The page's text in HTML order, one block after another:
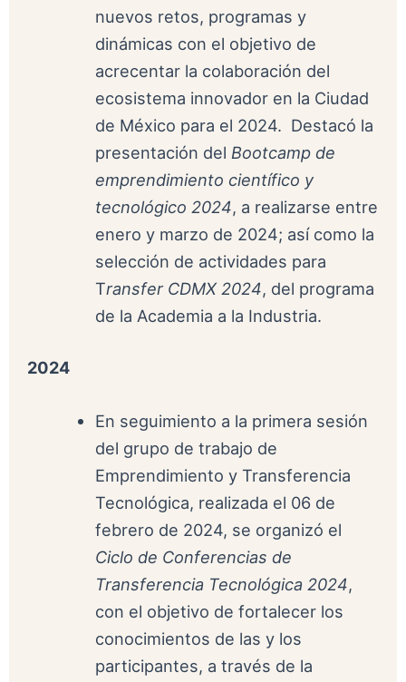
nuevos retos, programas y
dinámicas con el objetivo de
acrecentar la colaboración del
ecosistema innovador en la Ciudad
de México para el 2024. Destacó la
presentación del Bootcamp de
emprendimiento científico y
tecnológico 2024, a realizarse entre
enero y marzo de 2024; así como la
selección de actividades para
Transfer CDMX 2024, del programa
de la Academia a la Industria.
2024
En seguimiento a la primera sesión
del grupo de trabajo de
Emprendimiento y Transferencia
Tecnológica, realizada el 06 de
febrero de 2024, se organizó el
Ciclo de Conferencias de
Transferencia Tecnológica 2024,
con el objetivo de fortalecer los
conocimientos de las y los
participantes, a través de la